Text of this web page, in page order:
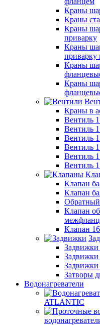
Краны
Краны
Краны
приварку
Краны
приварку
Краны
Краны
Краны в
Вентиль
Вентиль
Вентиль
Вентиль
Вентиль
Вентиль
Клапан
Клапан
Клапан
Клапан
Задвижки
Задвижки
Затворы
Водонагреватели
ATLANTIC